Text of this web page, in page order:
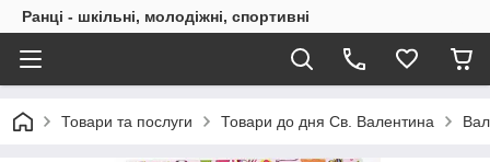
Ранці - шкільні, молодіжні, спортивні
Товари та послуги Товари до дня Св. Валентина